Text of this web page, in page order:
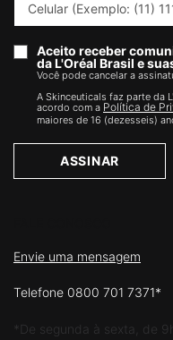
Celular (Exemplo: (11)
Aceito receber
da L'Oréal Brasil e
Você pode cancelar a
A Skinceuticals faz parte da
acordo com a Política de
maiores de 16 (dezesseis)
ASSINAR
Envie uma mensagem
Telefone 0800 701 7371*
*De segunda à sexta, de